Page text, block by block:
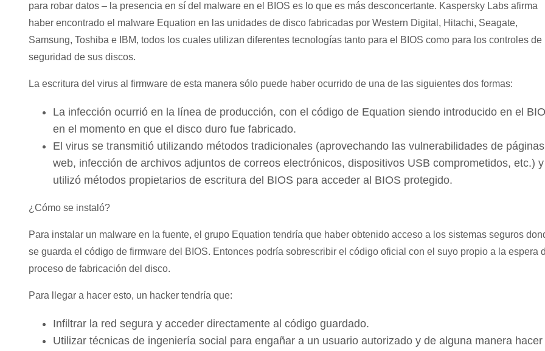
para robar datos – la presencia en sí del malware en el BIOS es lo que es más desconcertante. Kaspersky Labs afirma
haber encontrado el malware Equation en las unidades de disco fabricadas por Western Digital, Hitachi, Seagate,
Samsung, Toshiba e IBM, todos los cuales utilizan diferentes tecnologías tanto para el BIOS como para los controles de
seguridad de sus discos.
La escritura del virus al firmware de esta manera sólo puede haber ocurrido de una de las siguientes dos formas:
La infección ocurrió en la línea de producción, con el código de Equation siendo introducido en el
en el momento en que el disco duro fue fabricado.
El virus se transmitió utilizando métodos tradicionales (aprovechando las vulnerabilidades de páginas
web, infección de archivos adjuntos de correos electrónicos, dispositivos USB comprometidos, etc.) y
utilizó métodos propietarios de escritura del BIOS para acceder al BIOS protegido.
¿Cómo se instaló?
Para instalar un malware en la fuente, el grupo Equation tendría que haber obtenido acceso a los sistemas seguros
se guarda el código de firmware del BIOS. Entonces podría sobrescribir el código oficial con el suyo propio a la espera
proceso de fabricación del disco.
Para llegar a hacer esto, un hacker tendría que:
Infiltrar la red segura y acceder directamente al código guardado.
Utilizar técnicas de ingeniería social para engañar a un usuario autorizado y de alguna manera hacer